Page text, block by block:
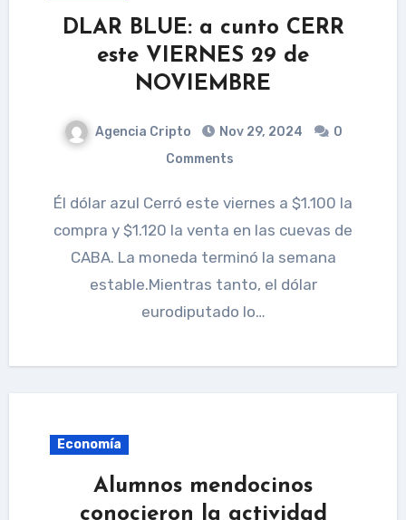
DLAR BLUE: a cunto CERR
este VIERNES 29 de
NOVIEMBRE
Agencia Cripto Nov 29, 2024
0
Comments
Él dólar azul Cerró este viernes a $1.100 la
compra y $1.120 la venta en las cuevas de
CABA. La moneda terminó la semana
estable.Mientras tanto, el dólar
eurodiputado lo…
Economía
Alumnos mendocinos
conocieron la actividad